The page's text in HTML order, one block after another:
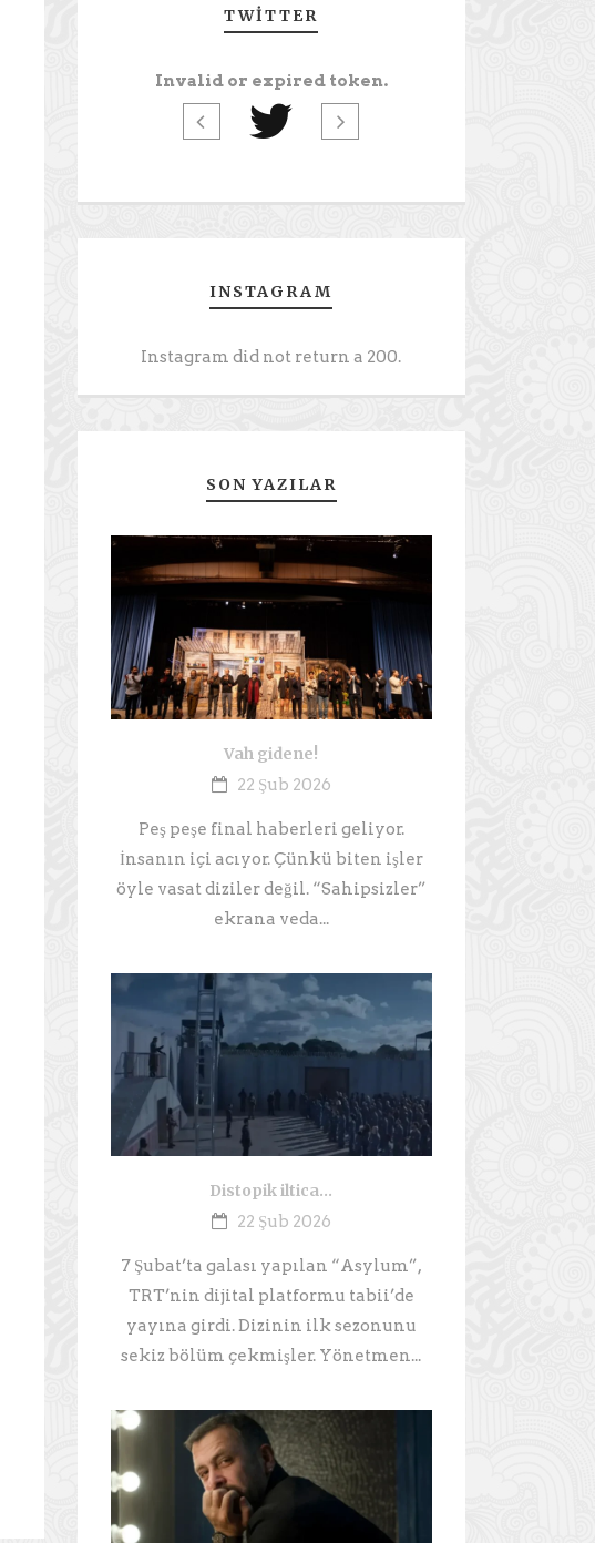
TWITTER
Invalid or expired token.
INSTAGRAM
Instagram did not return a 200.
SON YAZILAR
Vah gidene!
22 Şub 2026
Peş peşe final haberleri geliyor.
İnsanın içi acıyor. Çünkü biten işler
öyle vasat diziler değil. “Sahipsizler”
ekrana veda...
Distopik iltica…
22 Şub 2026
7 Şubat’ta galası yapılan “Asylum”,
TRT’nin dijital platformu tabii’de
yayına girdi. Dizinin ilk sezonunu
sekiz bölüm çekmişler. Yönetmen...